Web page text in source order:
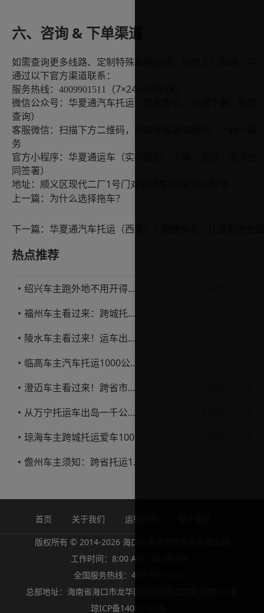
六、咨询 & 下单渠道
如需查询更多线路、定制特殊车辆运输、预约上门取送，可
通过以下官方渠道联系：
服务热线： 4009901511（7×24小时在线）
微信公众号：华夏通汽车托运（自助查价、在线下单、轨迹
查询）
客服微信：扫描下方二维码，添加专属运车顾问，一对一服
务
官方小程序：华夏通运车（实时报价、下单、追踪、电子合
同签署）
地址： 顺义区现代二厂1 号门对面停车场进门左边
上一篇： 为什么选择拖车？
下一篇： 华夏通汽车托运（西安）| 便捷省心，托运到达全国
热点推荐
绍兴车主跑外地不用开得累？这份汽车托运实用指南收好不亏
福州车主看过来：跨城托运1000公里，这笔账要怎么算才不亏
陵水车主看过来！运车出岛一千公里，这笔账得这么算
临高车主汽车托运1000公里省钱避坑指南
澄迈车主看过来！跨省市托运私家车，这些账得算明白
从万宁托运车出岛一千公里，这笔钱该怎么花才不踩坑
琼海车主跨城托运爱车1000公里费用解析
儋州车主须知：跨省托运1000公里费用怎么算？
首页 关于我们 运输合同
版权所有 © 2014-2026 海口华夏通物流服务有限公司
工作时间：8:00 AM - 22:00 PM
全国服务热线：400-990-1511
总部地址：海南省海口市龙华区保税区金盘路新业楼102室
琼ICP备14000742号-1